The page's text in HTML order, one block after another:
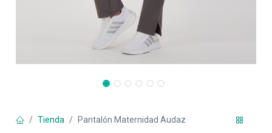
Tienda Pantalón Maternidad Audaz